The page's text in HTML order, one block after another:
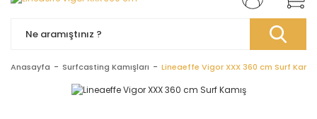
Anasayfa Surfcasting Kamışları Lineaeffe Vigor XXX 360 cm Surf Kamış